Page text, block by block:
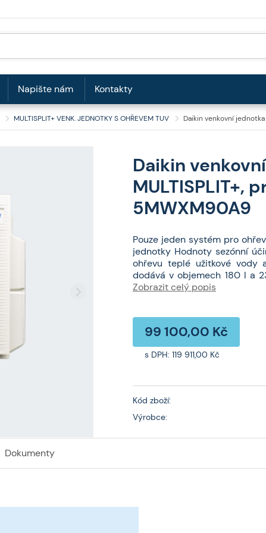
Daikin
MULTISPLIT+,
5MWXM90A9
Pouze jeden systém pro
jednotky Hodnoty sezónní
ohřevu teplé užitkové vody
dodává v objemech 180 l a
jednotky Všechny vnitřní
kazetová jednotka,
kompresorem, který je
Zobrazit celý popis
99 100,00 Kč
s DPH: 119 911,00 Kč
Kód zboží:
Výrobce:
Dokumenty
MULTISPLIT+ VENK. JEDNOTKY S OHŘEVEM TUV Daikin venkovní jednotka
Napište nám Kontakty